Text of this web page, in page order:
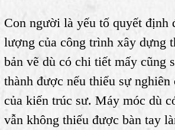
Con người là yếu tố quyết định
lượng của công trình xây dựng
bản vẽ dù có chi tiết mấy cũng
thành được nếu thiếu sự nghiên
của kiến trúc sư. Máy móc dù
vẫn không thiếu được bàn tay